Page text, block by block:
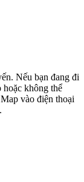
Nếu bạn đang đi
hoặc không thể
vào điện thoại